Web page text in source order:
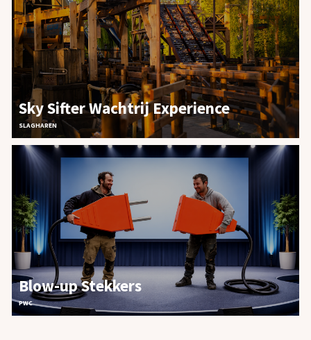
Sky Sifter Wachtrij Experience
SLAGHAREN
Blow-up Stekkers
PWC